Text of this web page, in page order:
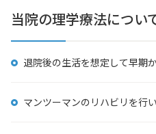
当院の理学療法につい
退院後の生活を想定して早期
マンツーマンのリハビリを行